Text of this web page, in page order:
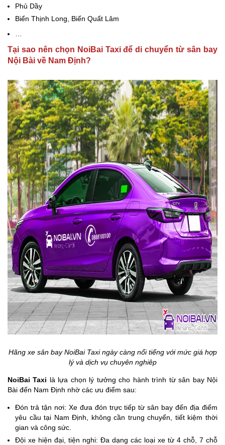
Phủ Dầy
Biển Thịnh Long, Biển Quất Lâm
Tại sao nên chọn NoiBai Taxi để di chuyển từ sân bay
Nội Bài về Nam Định?
Hãng xe sân bay NoiBai Taxi ngày càng nổi tiếng với mức giá hợp
lý và dịch vụ chuyên nghiêp
NoiBai Taxi là lựa chọn lý tưởng cho hành trình từ sân bay Nội
Bài đến Nam Định nhờ các ưu điểm sau:
Đón trả tận nơi: Xe đưa đón trực tiếp từ sân bay đến địa điểm
yêu cầu tại Nam Định, không cần trung chuyển, tiết kiệm thời
gian và công sức.
Đội xe hiện đại, tiện nghi: Đa dạng các loại xe từ 4 chỗ, 7 chỗ